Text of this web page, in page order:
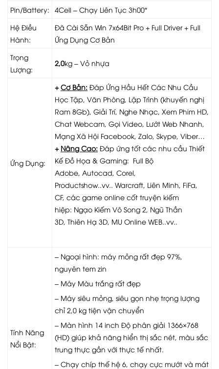
Pin/Battery:
4Cell – Chạy Liên Tục 3h00″
Hệ Điều
Hành:
Đã Cài Sẵn Win 7x64Bit Pro + Full Driver + Full
Ứng Dụng Cơ Bản
Trọng
Lượng:
2,0kg – Vỏ nhựa
Ứng Dụng:
+Cơ Bản: Đáp Ứng Hầu Hết Các Nhu Cầu
Học Tập, Văn Phòng, Lập Trình (khuyến nghị
Ram 8Gb), Giải Trí, Nghe Nhạc, Xem Phim HD,
Chat Webcam, Gọi Video, Lướt Web Nhanh,
Mạng Xã Hội Facebook, Zalo, Skype, Viber…
+ Nâng Cao: Đáp ứng tốt các nhu cầu Thiết
Kế Đồ Họa & Gaming: Full Bộ
Adobe, Autocad, Corel,
Productshow..vv.. Warcraft, Liên Minh, FiFa,
CF, các game online cốt truyện kiếm
hiệp: Ngạo Kiếm Vô Song 2, Ngũ Thần
3D, Thiên Hạ 3D, MU Online WEB..vv..
Tính Năng
Nổi Bật:
– Ngoại hình: máy mỏng rất đẹp 97%,
nguyên tem zin
– Máy Màu trắng rất đẹp
– Máy siêu mỏng, siêu gọn nhẹ trọng lượng
chỉ 2,0 kg tiện vận chuyển
– Màn hình 14 inch Độ phân giải 1366×768
(HD) giúp khả năng hiển thị sắc nét, màu sắc
trung thực gần với thực tế nhất.
– Chạy chíp thế hệ 6, chạy cực mướt và mát